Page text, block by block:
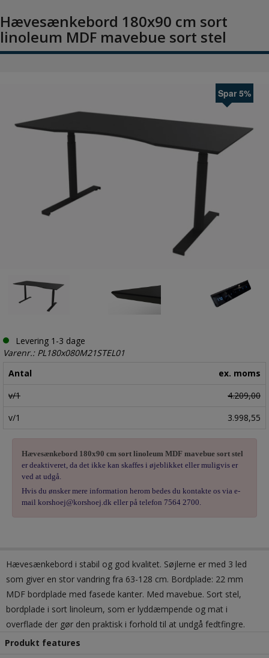
Hævesænkebord 180x90 cm sort
linoleum MDF mavebue sort stel
Spar 5%
Levering 1-3 dage
Varenr.: PL180x080M21STEL01
Antal
ex. moms
v/1
4.209,00
v/1
3.998,55
Hævesænkebord 180x90 cm sort linoleum MDF mavebue sort stel
er deaktiveret, da det ikke kan skaffes i øjeblikket eller muligvis er
ved at udgå.
Hvis du ønsker mere information herom bedes du kontakte os via e-
mail korshoej@korshoej.dk eller på telefon 7564 2700.
Hævesænkebord i stabil og god kvalitet. Søjlerne er med 3 led
som giver en stor vandring fra 63-128 cm. Bordplade: 22 mm
MDF bordplade med fasede kanter. Med mavebue. Sort stel,
bordplade i sort linoleum, som er lyddæmpende og mat i
overflade der gør den praktisk i forhold til at undgå fedtfingre.
Produkt features